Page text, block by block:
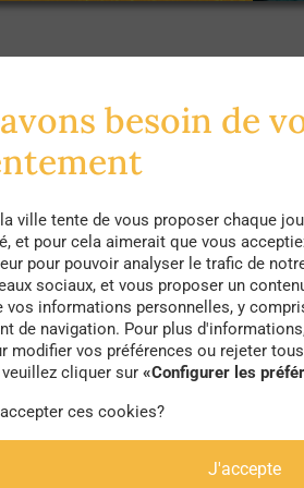
Bellecour à la place des
en place à partir du 21
temps. A partir du 9 juillet,
centre-ville lyonnais :
l’office de tourisme et
de rouler en voiture
à circuler dans la
annoncé qu’elle
de navette automatique
besoin de
ville tente de vous proposer chaque
et pour cela aimerait que vous
pour pouvoir analyser le trafic de
sociaux, et vous proposer un
vos informations personnelles, y
de navigation. Pour plus
modifier vos préférences ou rejeter
cliquer sur «Configurer les
ces cookies?
J'accepte